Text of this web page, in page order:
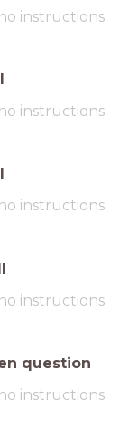
instructions
instructions
instructions
instructions
question
instructions